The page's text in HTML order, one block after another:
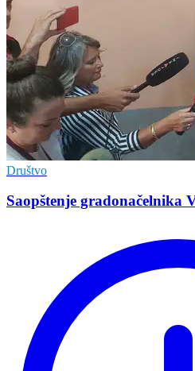
Društvo
Saopštenje gradonačelnika